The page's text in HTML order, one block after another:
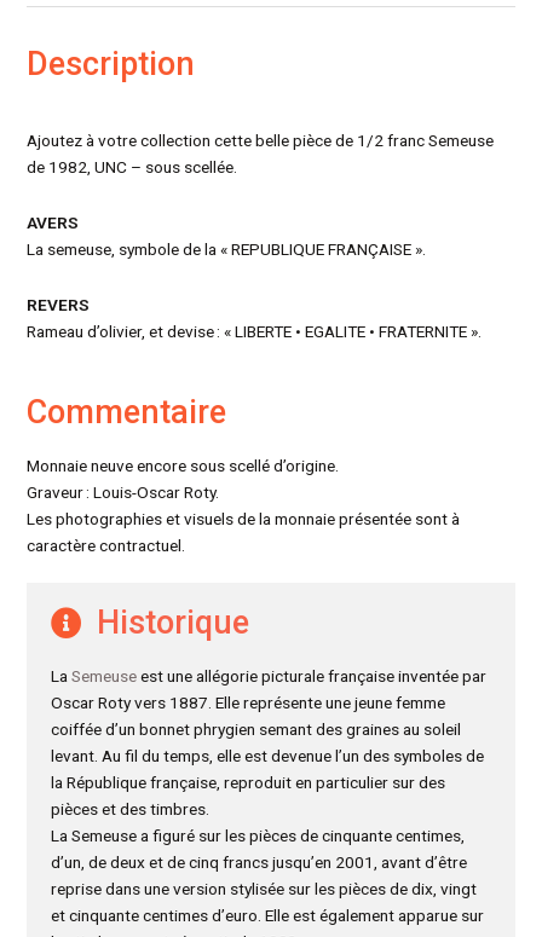
Description
Ajoutez à votre collection cette belle pièce de 1/2 franc Semeuse
de 1982, UNC – sous scellée.
AVERS
La semeuse, symbole de la « REPUBLIQUE FRANÇAISE ».
REVERS
Rameau d’olivier, et devise : « LIBERTE • EGALITE • FRATERNITE ».
Commentaire
Monnaie neuve encore sous scellé d’origine.
Graveur : Louis-Oscar Roty.
Les photographies et visuels de la monnaie présentée sont à
caractère contractuel.
Historique
LaSemeuseest une allégorie picturale française inventée par
Oscar Roty vers 1887. Elle représente une jeune femme
coiffée d’un bonnet phrygien semant des graines au soleil
levant. Au fil du temps, elle est devenue l’un des symboles de
la République française, reproduit en particulier sur des
pièces et des timbres.
La Semeuse a figuré sur les pièces de cinquante centimes,
d’un, de deux et de cinq francs jusqu’en 2001, avant d’être
reprise dans une version stylisée sur les pièces de dix, vingt
et cinquante centimes d’euro. Elle est également apparue sur